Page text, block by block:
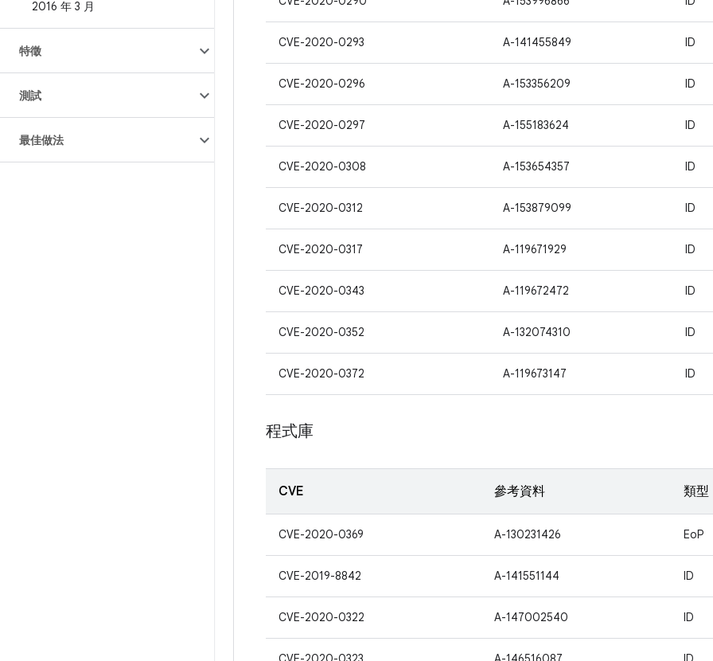
2016 年 3 月
特徵
測試
最佳做法
CVE-2020-0293 A-141455849 ID
CVE-2020-0296 A-153356209 ID
CVE-2020-0297 A-155183624 ID
CVE-2020-0308 A-153654357 ID
CVE-2020-0312 A-153879099 ID
CVE-2020-0317 A-119671929 ID
CVE-2020-0343 A-119672472 ID
CVE-2020-0352 A-132074310 ID
CVE-2020-0372 A-119673147 ID
程式庫
CVE 參考資料 類型
CVE-2020-0369 A-130231426 EoP
CVE-2019-8842 A-141551144 ID
CVE-2020-0322 A-147002540 ID